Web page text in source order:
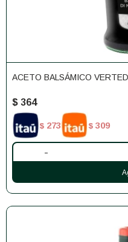
ACETO BALSÁMICO
$ 364
$ 273 $ 309
-